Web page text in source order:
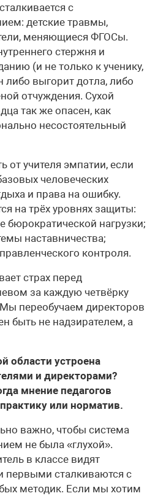
с
детские травмы,
меняющиеся ФГОСы.
стержня и
(и не только к ученику,
либо выгорит дотла, либо
отчуждения. Сухой
так же опасен, как
несостоятельный
от учителя эмпатии, если
человеческих
и права на ошибку.
на трёх уровнях защиты:
бюрократической нагрузки;
наставничества;
контроля.
страх перед
за каждую четвёрку
переобучаем директоров
быть не надзирателем, а
области устроена
и директорами?
мнение педагогов
или норматив.
важно, чтобы система
не была «глухой».
в классе видят
первыми сталкиваются с
методик. Если мы хотим